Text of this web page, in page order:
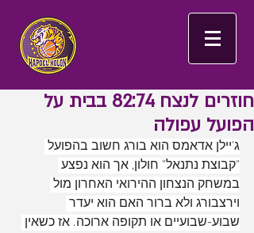
חוזרים לנצח 82:74 בבית על
הפועל עפולה
ג'יילן אדאמס הוא בורג חשוב בהפועל
"קבוצת נתנאל" חולון, אך הוא נפצע
במשחק הנצחון ההירואי האחרון מול
וירצבורג ולא ברור האם הוא יעדר
שבוע-שבועיים או תקופה ארוכה. אז כשאין